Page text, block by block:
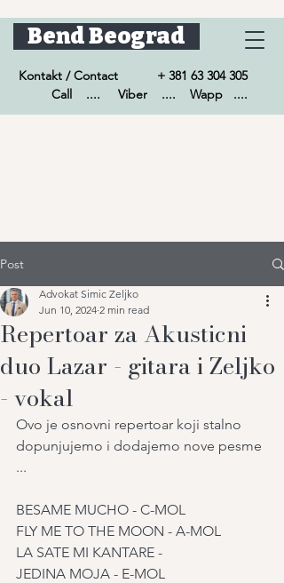
Bend Beograd
Kontakt / Contact + 381 63 304 305
Call .... Viber .... Wapp ....
Post
Repertoar za Akusticni
duo Lazar - gitara i Zeljko
- vokal
Advokat Simic Zeljko
Jun 10, 2024 2 min read
Ovo je osnovni repertoar koji stalno
dopunjujemo i dodajemo nove pesme
...
BESAME MUCHO - C-MOL
FLY ME TO THE MOON - A-MOL
LA SATE MI KANTARE -
JEDINA MOJA - E-MOL